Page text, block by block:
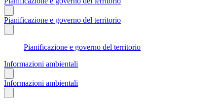
Pianificazione e governo del territorio
Pianificazione e governo del territorio
Informazioni ambientali
Informazioni ambientali